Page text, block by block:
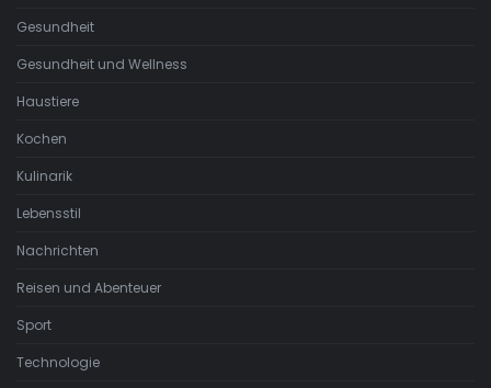
Gesundheit
Gesundheit und Wellness
Haustiere
Kochen
Kulinarik
Lebensstil
Nachrichten
Reisen und Abenteuer
Sport
Technologie